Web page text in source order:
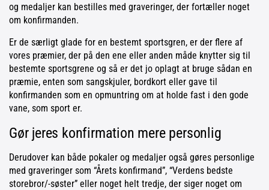
og medaljer kan bestilles med graveringer, der fortæller noget
om konfirmanden.
Er de særligt glade for en bestemt sportsgren, er der flere af
vores præmier, der på den ene eller anden måde knytter sig til
bestemte sportsgrene og så er det jo oplagt at bruge sådan en
præmie, enten som sangskjuler, bordkort eller gave til
konfirmanden som en opmuntring om at holde fast i den gode
vane, som sport er.
Gør jeres konfirmation mere personlig
Derudover kan både pokaler og medaljer også gøres personlige
med graveringer som “Årets konfirmand”, “Verdens bedste
storebror/-søster” eller noget helt tredje, der siger noget om